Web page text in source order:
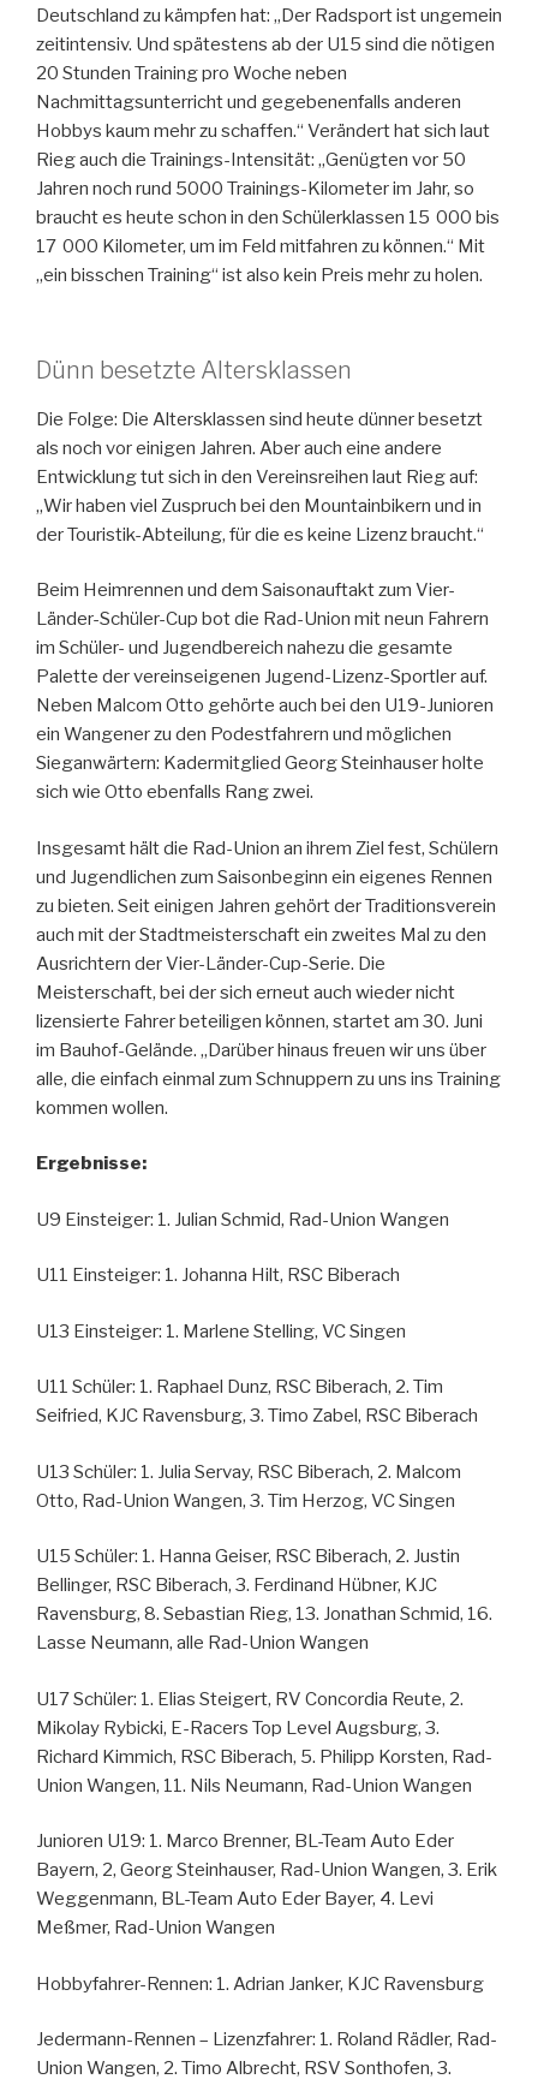
Deutschland zu kämpfen hat: „Der Radsport ist ungemein
zeitintensiv. Und spätestens ab der U15 sind die nötigen
20 Stunden Training pro Woche neben
Nachmittagsunterricht und gegebenenfalls anderen
Hobbys kaum mehr zu schaffen.“ Verändert hat sich laut
Rieg auch die Trainings-Intensität: „Genügten vor 50
Jahren noch rund 5000 Trainings-Kilometer im Jahr, so
braucht es heute schon in den Schülerklassen 15 000 bis
17 000 Kilometer, um im Feld mitfahren zu können.“ Mit
„ein bisschen Training“ ist also kein Preis mehr zu holen.
Dünn besetzte Altersklassen
Die Folge: Die Altersklassen sind heute dünner besetzt
als noch vor einigen Jahren. Aber auch eine andere
Entwicklung tut sich in den Vereinsreihen laut Rieg auf:
„Wir haben viel Zuspruch bei den Mountainbikern und in
der Touristik-Abteilung, für die es keine Lizenz braucht.“
Beim Heimrennen und dem Saisonauftakt zum Vier-
Länder-Schüler-Cup bot die Rad-Union mit neun Fahrern
im Schüler- und Jugendbereich nahezu die gesamte
Palette der vereinseigenen Jugend-Lizenz-Sportler auf.
Neben Malcom Otto gehörte auch bei den U19-Junioren
ein Wangener zu den Podestfahrern und möglichen
Sieganwärtern: Kadermitglied Georg Steinhauser holte
sich wie Otto ebenfalls Rang zwei.
Insgesamt hält die Rad-Union an ihrem Ziel fest, Schülern
und Jugendlichen zum Saisonbeginn ein eigenes Rennen
zu bieten. Seit einigen Jahren gehört der Traditionsverein
auch mit der Stadtmeisterschaft ein zweites Mal zu den
Ausrichtern der Vier-Länder-Cup-Serie. Die
Meisterschaft, bei der sich erneut auch wieder nicht
lizensierte Fahrer beteiligen können, startet am 30. Juni
im Bauhof-Gelände. „Darüber hinaus freuen wir uns über
alle, die einfach einmal zum Schnuppern zu uns ins Training
kommen wollen.
Ergebnisse:
U9 Einsteiger: 1. Julian Schmid, Rad-Union Wangen
U11 Einsteiger: 1. Johanna Hilt, RSC Biberach
U13 Einsteiger: 1. Marlene Stelling, VC Singen
U11 Schüler: 1. Raphael Dunz, RSC Biberach, 2. Tim
Seifried, KJC Ravensburg, 3. Timo Zabel, RSC Biberach
U13 Schüler: 1. Julia Servay, RSC Biberach, 2. Malcom
Otto, Rad-Union Wangen, 3. Tim Herzog, VC Singen
U15 Schüler: 1. Hanna Geiser, RSC Biberach, 2. Justin
Bellinger, RSC Biberach, 3. Ferdinand Hübner, KJC
Ravensburg, 8. Sebastian Rieg, 13. Jonathan Schmid, 16.
Lasse Neumann, alle Rad-Union Wangen
U17 Schüler: 1. Elias Steigert, RV Concordia Reute, 2.
Mikolay Rybicki, E-Racers Top Level Augsburg, 3.
Richard Kimmich, RSC Biberach, 5. Philipp Korsten, Rad-
Union Wangen, 11. Nils Neumann, Rad-Union Wangen
Junioren U19: 1. Marco Brenner, BL-Team Auto Eder
Bayern, 2, Georg Steinhauser, Rad-Union Wangen, 3. Erik
Weggenmann, BL-Team Auto Eder Bayer, 4. Levi
Meßmer, Rad-Union Wangen
Hobbyfahrer-Rennen: 1. Adrian Janker, KJC Ravensburg
Jedermann-Rennen – Lizenzfahrer: 1. Roland Rädler, Rad-
Union Wangen, 2. Timo Albrecht, RSV Sonthofen, 3.